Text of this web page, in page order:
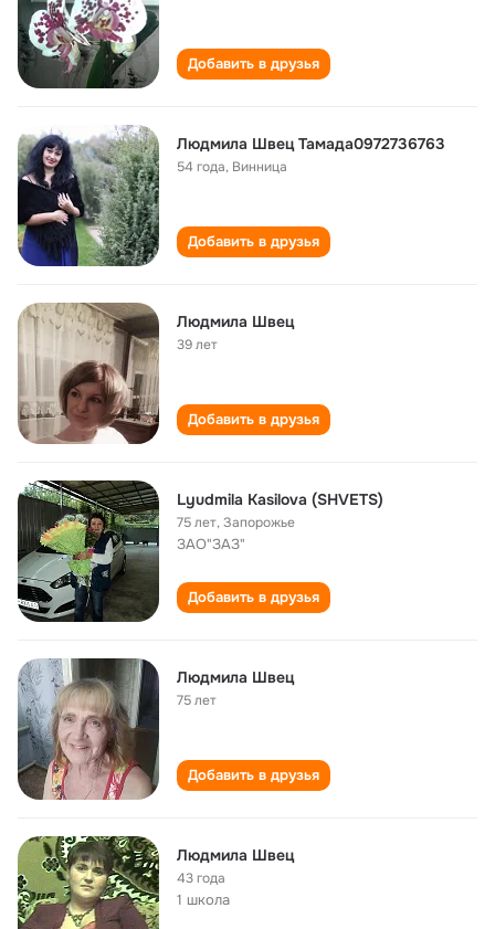
Добавить в друзья
Людмила Швец Тамада0972736763
54 года, Винница
Добавить в друзья
Людмила Швец
39 лет
Добавить в друзья
Lyudmila Kasilova (SHVETS)
75 лет,Запорожье
ЗАО"ЗАЗ"
Добавить в друзья
Людмила Швец
75 лет
Добавить в друзья
Людмила Швец
43 года
1 школа